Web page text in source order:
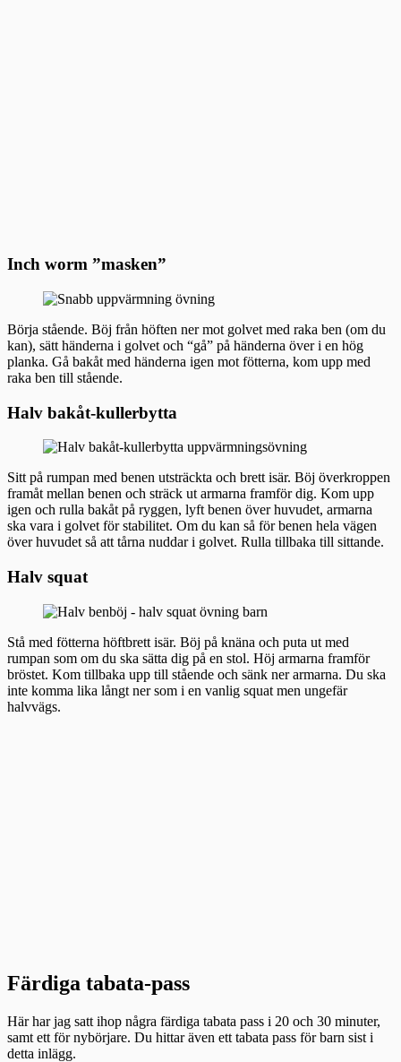
Inch worm ”masken”
Börja stående. Böj från höften ner mot golvet med raka ben (om du
kan), sätt händerna i golvet och “gå” på händerna över i en hög
planka. Gå bakåt med händerna igen mot fötterna, kom upp med
raka ben till stående.
Halv bakåt-kullerbytta
Sitt på rumpan med benen utsträckta och brett isär. Böj överkroppen
framåt mellan benen och sträck ut armarna framför dig. Kom upp
igen och rulla bakåt på ryggen, lyft benen över huvudet, armarna
ska vara i golvet för stabilitet. Om du kan så för benen hela vägen
över huvudet så att tårna nuddar i golvet. Rulla tillbaka till sittande.
Halv squat
Stå med fötterna höftbrett isär. Böj på knäna och puta ut med
rumpan som om du ska sätta dig på en stol. Höj armarna framför
bröstet. Kom tillbaka upp till stående och sänk ner armarna. Du ska
inte komma lika långt ner som i en vanlig squat men ungefär
halvvägs.
Färdiga tabata-pass
Här har jag satt ihop några färdiga tabata pass i 20 och 30 minuter,
samt ett för nybörjare. Du hittar även ett tabata pass för barn sist i
detta inlägg.